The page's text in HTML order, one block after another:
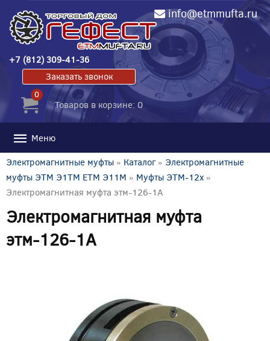
info@etmmufta.ru
+7 (812) 309-41-36
Заказать звонок
0
Товаров в корзине: 0
Меню
Электромагнитные муфты » Каталог» Электромагнитные
муфты ЭТМ Э1ТМ ETM Э11М » Муфты ЭТМ-12x »
Электромагнитная муфта этм-126-1А
Электромагнитная муфта
этм-126-1А